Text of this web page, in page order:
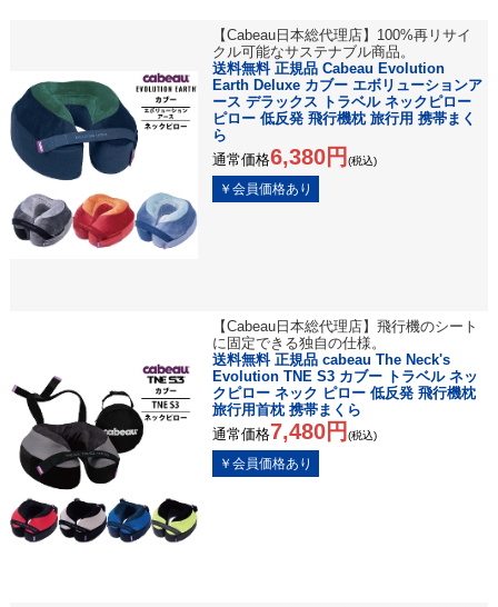
【Cabeau日本総代理店】100%再リサイ
クル可能なサステナブル商品。
送料無料 正規品 Cabeau Evolution
Earth Deluxe カブー エボリューションア
ース デラックス トラベル ネックピロー
ピロー 低反発 飛行機枕 旅行用 携帯まく
ら
通常価格6,380円 (税込)
【Cabeau日本総代理店】飛行機のシート
に固定できる独自の仕様。
送料無料 正規品 cabeau The Neck's
Evolution TNE S3 カブー トラベル ネッ
クピロー ネック ピロー 低反発 飛行機枕
旅行用首枕 携帯まくら
通常価格7,480円 (税込)